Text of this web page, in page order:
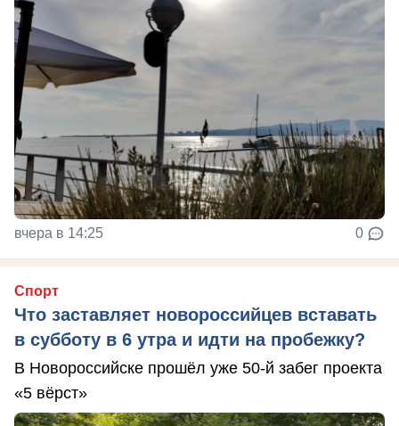
вчера в 14:25 0
Спорт
Что заставляет новороссийцев вставать
в субботу в 6 утра и идти на пробежку?
В Новороссийске прошёл уже 50-й забег проекта
«5 вёрст»